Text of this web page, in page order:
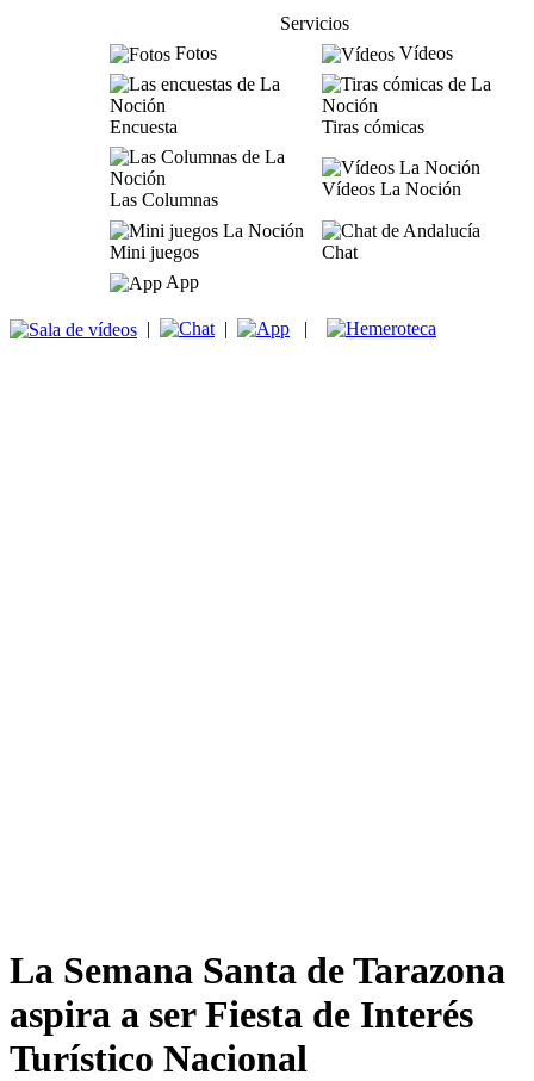
Servicios
Fotos
Vídeos
Encuesta Tiras cómicas
Las Columnas
Vídeos La Noción
Mini juegos
Chat
App
| | |
La Semana Santa de Tarazona
aspira a ser Fiesta de Interés
Turístico Nacional